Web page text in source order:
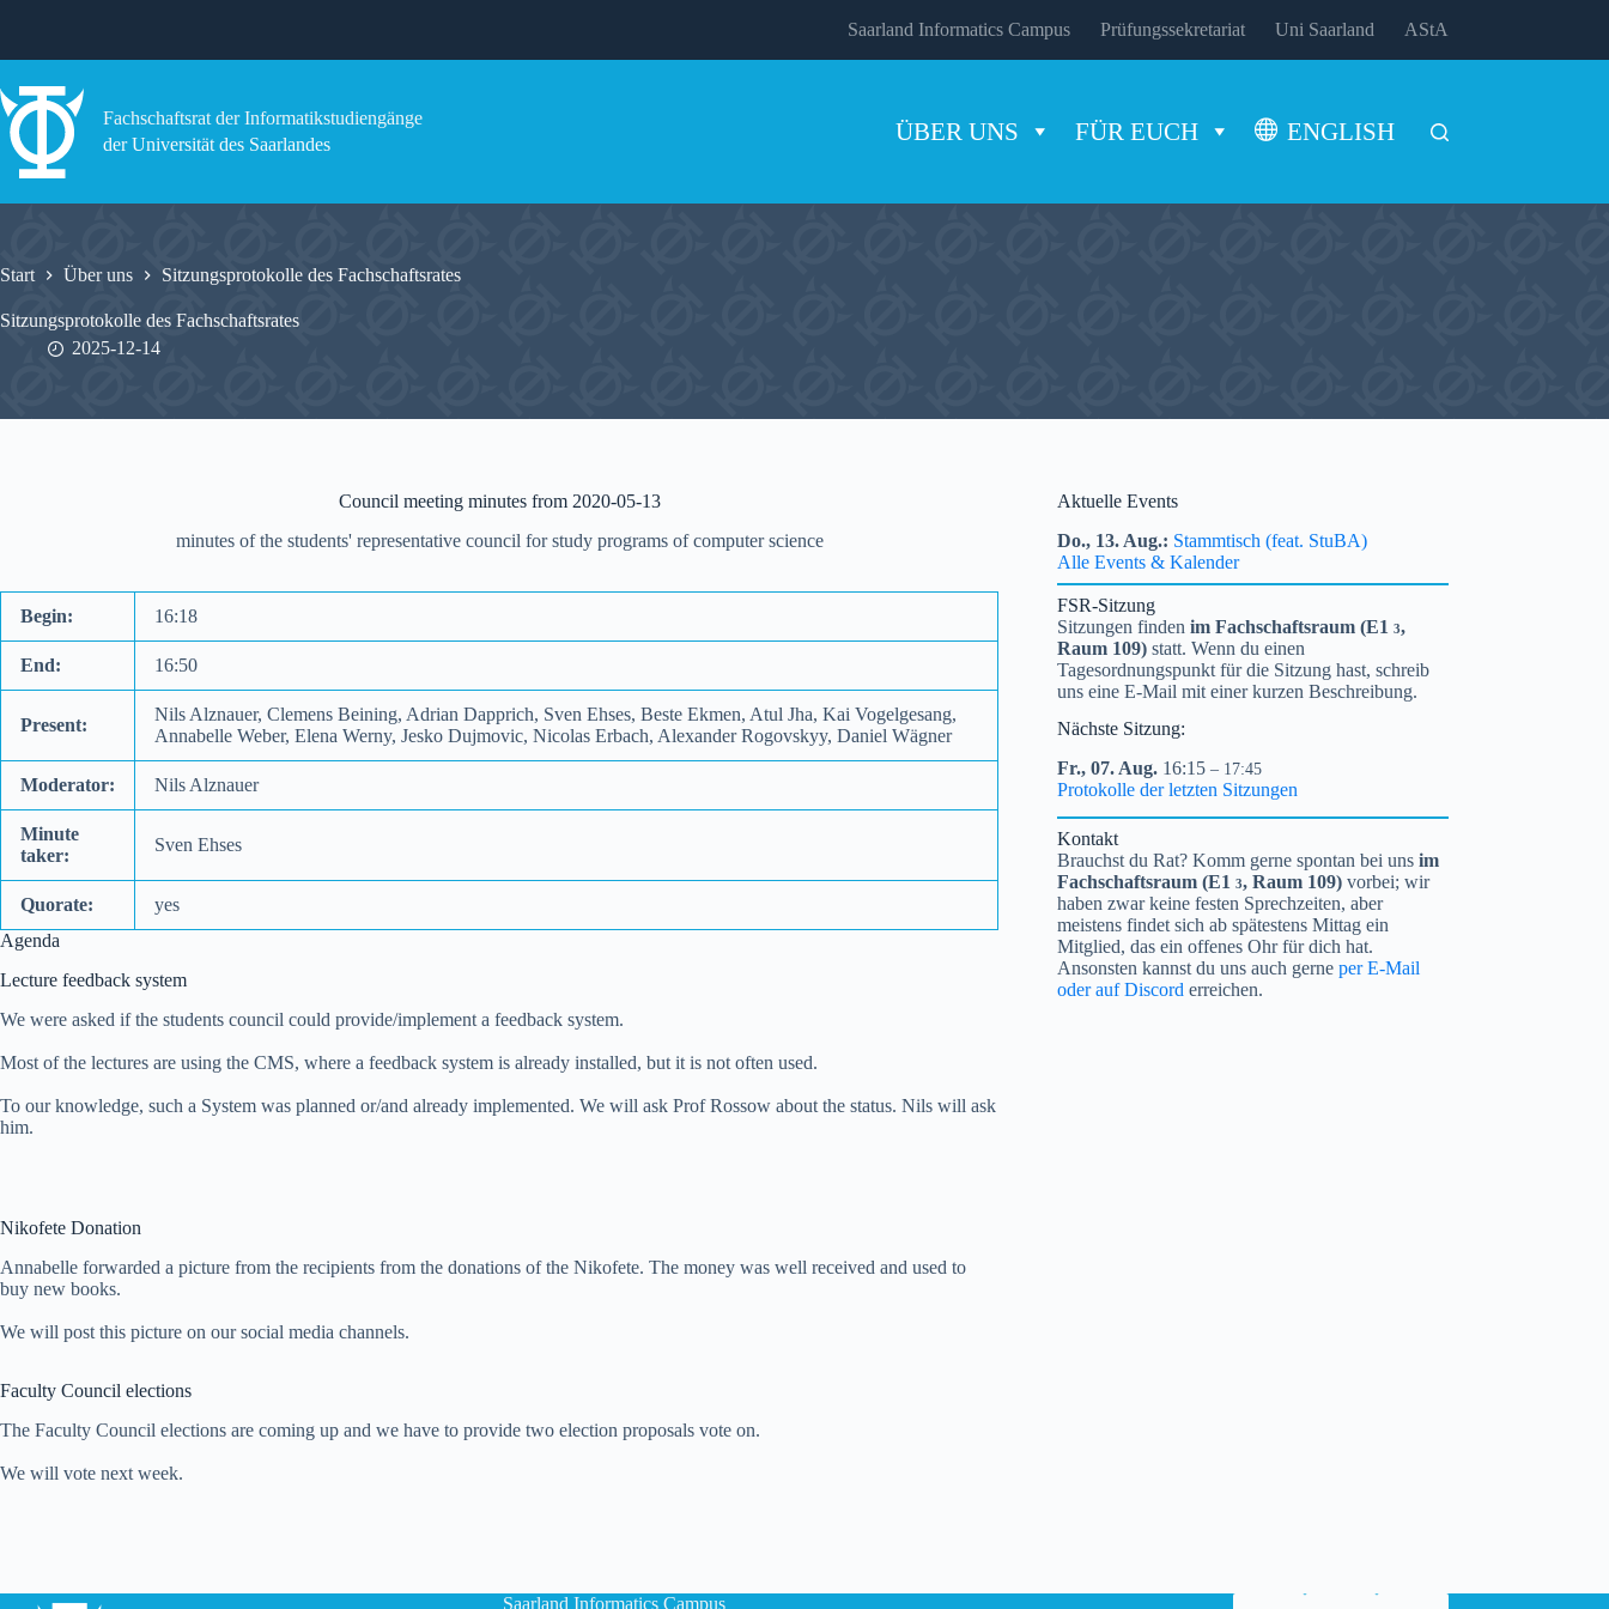
Saarland Informatics Campus Prüfungssekretariat Uni Saarland AStA
Fachschaftsrat der Informatikstudiengänge
der Universität des Saarlandes
ÜBER UNS FÜR EUCH ENGLISH
Start Über uns Sitzungsprotokolle des Fachschaftsrates
Sitzungsprotokolle des Fachschaftsrates
2025-12-14
Council meeting minutes from 2020-05-13
minutes of the students' representative council for study programs of computer science
Begin: 16:18
End: 16:50
Present:
Nils Alznauer, Clemens Beining, Adrian Dapprich, Sven Ehses, Beste Ekmen, Atul Jha, Kai Vogelgesang,
Annabelle Weber, Elena Werny, Jesko Dujmovic, Nicolas Erbach, Alexander Rogovskyy, Daniel Wägner
Moderator: Nils Alznauer
Minute
taker:
Sven Ehses
Quorate:
yes
Agenda
Lecture feedback system
We were asked if the students council could provide/implement a feedback system.
Most of the lectures are using the CMS, where a feedback system is already installed, but it is not often used.
To our knowledge, such a System was planned or/and already implemented. We will ask Prof Rossow about the status. Nils will ask
him.
Nikofete Donation
Annabelle forwarded a picture from the recipients from the donations of the Nikofete. The money was well received and used to
buy new books.
We will post this picture on our social media channels.
Faculty Council elections
The Faculty Council elections are coming up and we have to provide two election proposals vote on.
We will vote next week.
Aktuelle Events
Do., 13. Aug. Stammtisch (feat. StuBA)
Alle Events & Kalender
FSR-Sitzung
Sitzungen findenim Fachschaftsraum (E13,
Raum 109) statt. Wenn du einen
Tagesordnungspunkt für die Sitzung hast, schreib
uns eine E-Mail mit einer kurzen Beschreibung.
Nächste Sitzung:
Fr., 07. Aug. 16:15 – 17:45
Protokolle der letzten Sitzungen
Kontakt
Brauchst du Rat? Komm gerne spontan bei unsim
Fachschaftsraum (E13, Raum 109) vorbei; wir
haben zwar keine festen Sprechzeiten, aber
meistens findet sich ab spätestens Mittag ein
Mitglied, das ein offenes Ohr für dich hat.
Ansonsten kannst du uns auch gerneper E-Mail
oder auf Discord erreichen.
Saarland Informatics Campus